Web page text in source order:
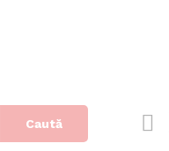
Caută